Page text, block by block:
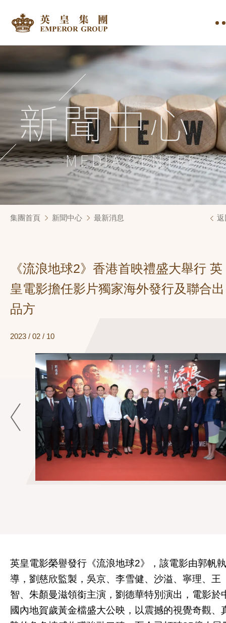
新聞中心
MEDIA CENTRE
返
集團首頁 新聞中心 最新消息
《流浪地球2》香港首映禮盛大舉行 英
皇電影擔任影片獨家海外發行及聯合出
品方
2023 / 02 / 10
英皇電影榮譽發行《流浪地球2》，該電影由郭帆執
導，劉慈欣監製，吳京、李雪健、沙溢、寧理、王
智、朱顏曼滋領銜主演，劉德華特別演出，電影於
國內地賀歲黃金檔盛大公映，以震撼的視覺奇觀、